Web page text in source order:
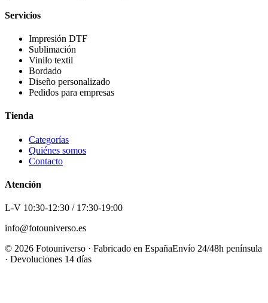
Servicios
Impresión DTF
Sublimación
Vinilo textil
Bordado
Diseño personalizado
Pedidos para empresas
Tienda
Categorías
Quiénes somos
Contacto
Atención
L-V 10:30-12:30 / 17:30-19:00
info@fotouniverso.es
© 2026 Fotouniverso · Fabricado en EspañaEnvío 24/48h península
· Devoluciones 14 días